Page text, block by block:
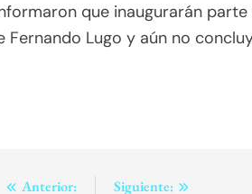
que inaugurarán
Lugo y aún no
Anterior:
Siguiente: